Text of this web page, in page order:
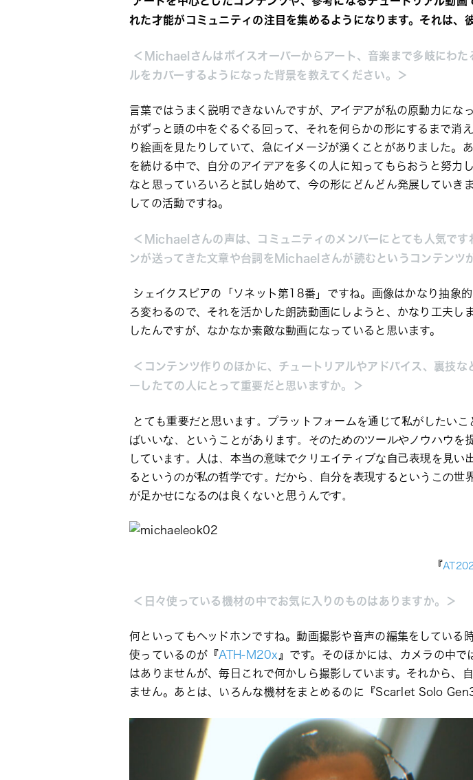
れた才能がコミュニティの注目を集めるようになります。それは、
＜Michaelさんはボイスオーバーからアート、音楽まで多岐にわ
ルをカバーするようになった背景を教えてください。
＞
言葉ではうまく説明できないんですが、アイデアが私の原動力に
がずっと頭の中をぐるぐる回って、それを何らかの形にするまで消
り絵画を見たりしていて、急にイメージが湧くことがありました。
を続ける中で、自分のアイデアを多くの人に知ってもらおうと努
なと思っていろいろと試し始めて、今の形にどんどん発展していき
しての活動ですね。
＜Michaelさんの声は、コミュニティのメンバーにとても人気で
ンが送ってきた文章や台詞をMichaelさんが読むというコンテンツ
シェイクスピアの「 ソネット第18番」 ですね。画像はかなり抽象
ろ変わるので、それを活かした朗読動画にしようと、かなり工夫
したんですが、なかなか素敵な動画になっていると思います。
＜コンテンツ作りのほかに、チュートリアルやアドバイス、裏技
ーしたての人にとって重要だと思いますか。＞
とても重要だと思います。プラットフォームを通じて私がしたい
ばいいな、ということがあります。そのためのツールやノウハウ
しています。人は、本当の意味でクリエイティブな自己表現を見
るというのが私の哲学です。だから、自分を表現するというこの
が足かせになるのは良くないと思うんです。
『
＜日々使っている機材の中でお気に入りのものはありますか。＞
何といってもヘッドホンですね。動画撮影や音声の編集をしている
使っているのが 『ATH-M20x』です。そのほかには、カメラの中
はありませんが、毎日これで何かしら撮影しています。それから、
ません。あとは、いろんな機材をまとめるのに 『Scarlet Solo Gen3